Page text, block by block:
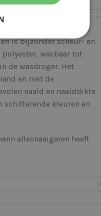
worden gebruikt
is bijzonder scheur- en
wasbaar tot
de wasdroger. Het
en met de
naald en naalddikte
schitterende kleuren en
allesnaaigaren heeft